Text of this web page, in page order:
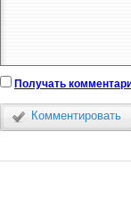
Получать
Комментировать